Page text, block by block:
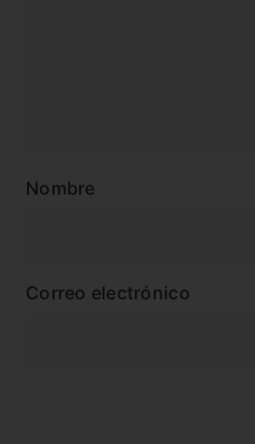
Nombre
Correo electrónico